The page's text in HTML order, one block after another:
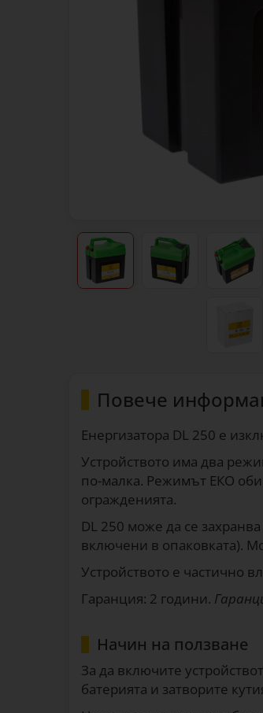
Повече
Енергизатора DL 250 е
Устройството има два
по-малка. Режимът ЕКО
огражденията.
DL 250 може да се
включени в опаковката).
Устройството е частично
Гаранция: 2 години.
Начин на ползване
За да включите
батерията и затворите